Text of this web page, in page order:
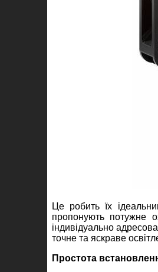
Це робить їх
пропонують потужне
індивідуально
точне та яскраве
Простота